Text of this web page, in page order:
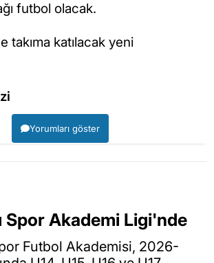
futbol olacak.
takıma katılacak yeni
Yorumları göster
Spor Akademi Ligi'nde
Futbol Akademisi, 2026-